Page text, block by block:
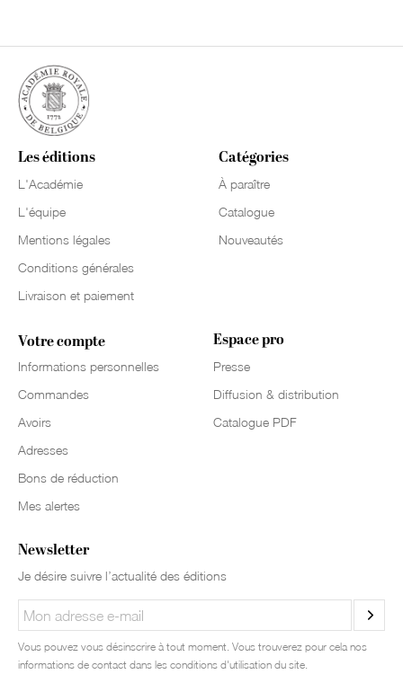
Les éditions
L'Académie
L'équipe
Mentions légales
Conditions générales
Livraison et paiement
Catégories
À paraître
Catalogue
Nouveautés
Votre compte
Informations personnelles
Commandes
Avoirs
Adresses
Bons de réduction
Mes alertes
Espace pro
Presse
Diffusion & distribution
Catalogue PDF
Newsletter
Je désire suivre l’actualité des éditions
Vous pouvez vous désinscrire à tout moment. Vous trouverez pour cela nos
informations de contact dans les conditions d'utilisation du site.